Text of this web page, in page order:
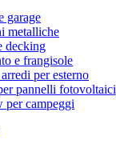
garage
metalliche
decking
e frangisole
per esterno
pannelli fotovoltaici
per campeggi